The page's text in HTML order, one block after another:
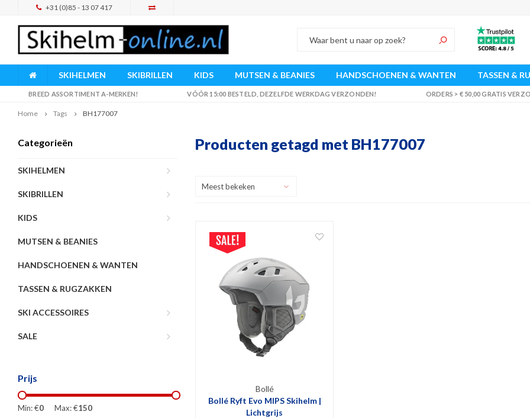
+31 (0)85 - 13 07 417
SKIHELMEN SKIBRILLEN KIDS MUTSEN & BEANIES HANDSCHOENEN & WANTEN TASSEN &
BREED ASSORTIMENT A-MERKEN! VÓÓR 15:00 BESTELD, DEZELFDE WERKDAG VERZONDEN! ORDERS > € 50,00 GRATIS
Home Tags BH177007
Categorieën
SKIHELMEN
SKIBRILLEN
KIDS
MUTSEN & BEANIES
HANDSCHOENEN & WANTEN
TASSEN & RUGZAKKEN
SKI ACCESSOIRES
SALE
Prijs
Min: €0 Max: €150
Producten getagd met BH177007
Meest bekeken
Bollé
Bollé Ryft Evo MIPS Skihelm |
Lichtgrijs